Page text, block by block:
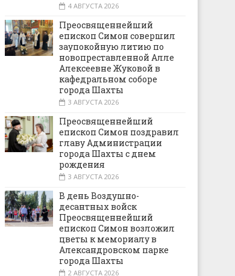
4 АВГУСТА 2026
Преосвященнейший
епископ Симон совершил
заупокойную литию по
новопреставленной Алле
Алексеевне Жуковой в
кафедральном соборе
города Шахты
3 АВГУСТА 2026
Преосвященнейший
епископ Симон поздравил
главу Администрации
города Шахты с днем
рождения
3 АВГУСТА 2026
В день Воздушно-
десантных войск
Преосвященнейший
епископ Симон возложил
цветы к мемориалу в
Александровском парке
города Шахты
2 АВГУСТА 2026